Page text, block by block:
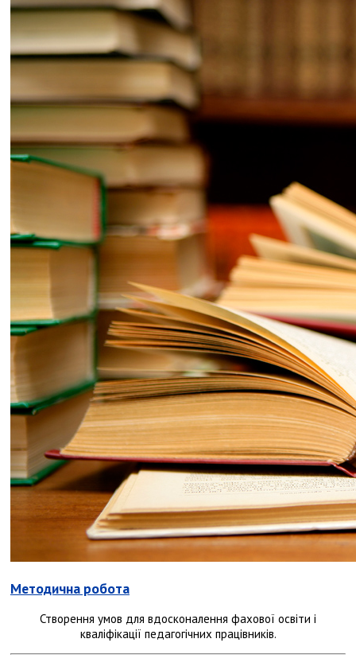
Методична робота
Створення умов для вдосконалення фахової освіти і
кваліфікації педагогічних працівників.